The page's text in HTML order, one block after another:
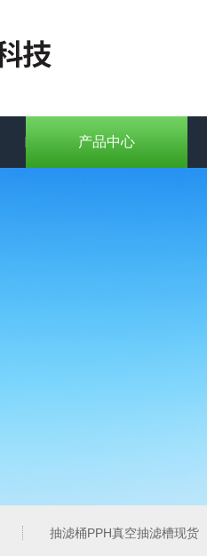
产品中心
抽滤桶PPH真空抽滤槽现货